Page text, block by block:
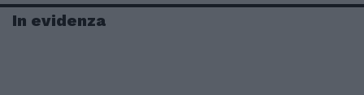
In evidenza